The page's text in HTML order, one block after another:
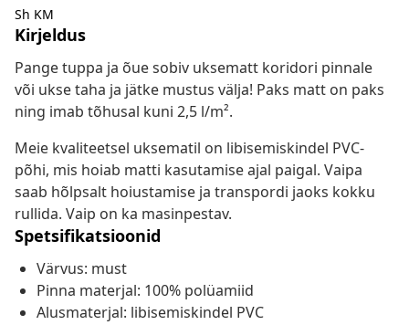
Sh KM
Kirjeldus
Pange tuppa ja õue sobiv uksematt koridori pinnale
või ukse taha ja jätke mustus välja! Paks matt on paks
ning imab tõhusal kuni 2,5 l/m².
Meie kvaliteetsel uksematil on libisemiskindel PVC-
põhi, mis hoiab matti kasutamise ajal paigal. Vaipa
saab hõlpsalt hoiustamise ja transpordi jaoks kokku
rullida. Vaip on ka masinpestav.
Spetsifikatsioonid
Värvus: must
Pinna materjal: 100% polüamiid
Alusmaterjal: libisemiskindel PVC